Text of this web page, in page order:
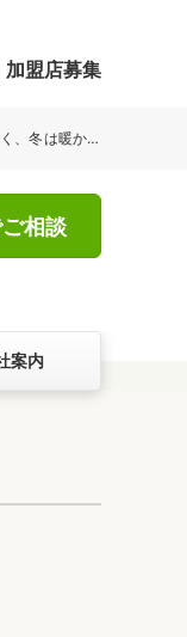
加盟店募集
、家中どこでも快適に！！！
相談
案内